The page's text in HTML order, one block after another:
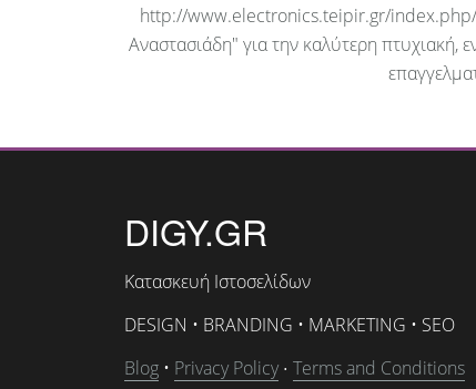
http://www.electronics.teipir.gr/index.php/
Αναστασιάδη" για την καλύτερη πτυχιακή,
DIGY.GR
Κατασκευή Ιστοσελίδων
DESIGN • BRANDING • MARKETING • SEO
Blog • Privacy Policy • Terms and Conditions